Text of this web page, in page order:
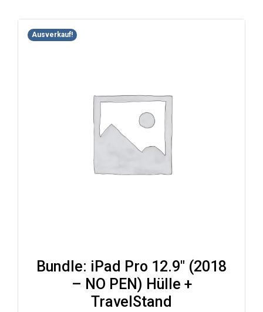
Ausverkauf!
Bundle: iPad Pro 12.9″ (2018
– NO PEN) Hülle +
TravelStand